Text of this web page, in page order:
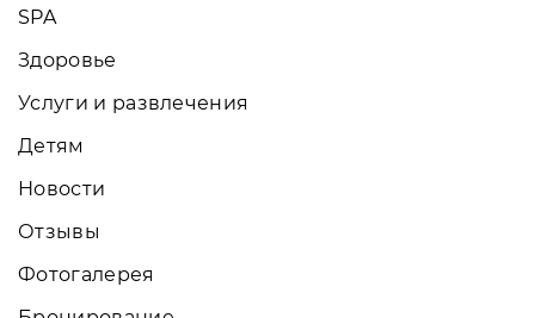
SPA
Здоровье
Услуги и развлечения
Детям
Новости
Отзывы
Фотогалерея